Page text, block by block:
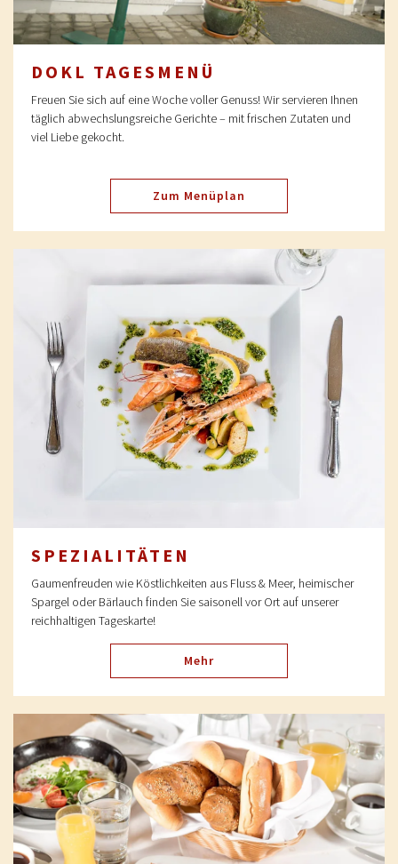
DOKL TAGESMENÜ
Freuen Sie sich auf eine Woche voller Genuss! Wir servieren Ihnen
täglich abwechslungsreiche Gerichte – mit frischen Zutaten und
viel Liebe gekocht.
Zum Menüplan
SPEZIALITÄTEN
Gaumenfreuden wie Köstlichkeiten aus Fluss & Meer, heimischer
Spargel oder Bärlauch finden Sie saisonell vor Ort auf unserer
reichhaltigen Tageskarte!
Mehr